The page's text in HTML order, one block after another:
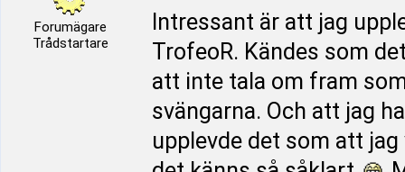
Forumägare
Trådstartare
Intressant är att jag
TrofeoR. Kändes som
att inte tala om fram
svängarna. Och att jag
upplevde det som att